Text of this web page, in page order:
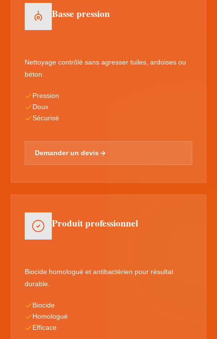
Basse pression
Nettoyage contrôlé sans agresser tuiles, ardoises ou
béton.
Pression
Doux
Sécurisé
Demander un devis
Produit professionnel
Biocide homologué et antibactérien pour résultat
durable.
Biocide
Homologué
Efficace